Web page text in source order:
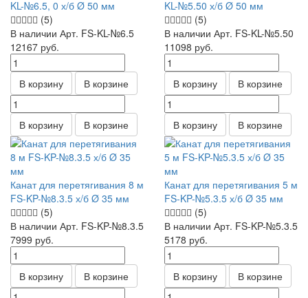
KL-№6.5, 0 х/б Ø 50 мм
(5)
В наличии Арт. FS-KL-№6.5
12167 руб.
В корзину В корзине
В корзину В корзине
KL-№5.50 х/б Ø 50 мм
(5)
В наличии Арт. FS-KL-№5.50
11098 руб.
В корзину В корзине
В корзину В корзине
Канат для перетягивания 8 м
FS-KP-№8.3.5 х/б Ø 35 мм
(5)
В наличии Арт. FS-KP-№8.3.5
7999 руб.
В корзину В корзине
Канат для перетягивания 5 м
FS-KP-№5.3.5 х/б Ø 35 мм
(5)
В наличии Арт. FS-KP-№5.3.5
5178 руб.
В корзину В корзине